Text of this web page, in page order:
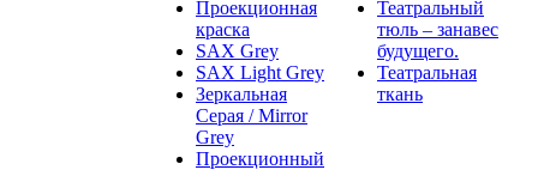
Проекционная
краска
SAX Grey
SAX Light Grey
Зеркальная
Серая / Mirror
Grey
Проекционный
Театральный
тюль – занавес
будущего.
Театральная
ткань